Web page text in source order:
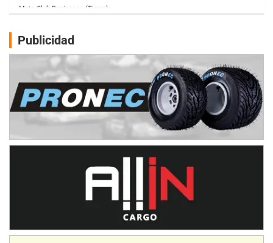
Humboldt (Santa Fe)
Ciudad de Avellaneda (Asfalto)
Avellaneda (Santa Fe)
SUR SANTAFESINO - F4
José Samuel Sánchez (Tierra)
Rufino (Santa Fe)
TUCUMANO - F5
El Timbó (Tucumán)
COBERTURA ESPECIAL DE E-KART.COM.AR
IAME SERIES ARGENTINA 6
Publicidad